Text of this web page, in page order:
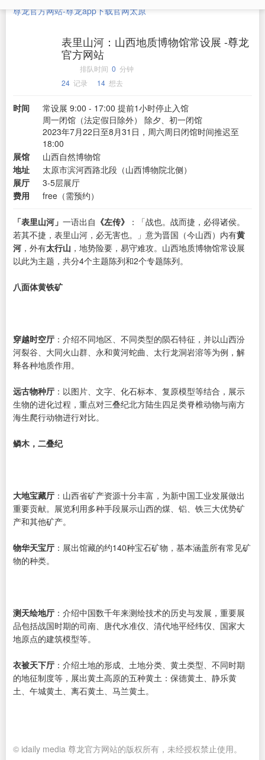
尊龙官方网站-尊龙app下载官网太原
表里山河：山西地质博物馆常设展 -尊龙
官方网站
排队时间 0 分钟
24 记录 14 想去
时间
常设展 9:00 - 17:00 提前1小时停止入馆
周一闭馆（法定假日除外） 除夕、初一闭馆
2023年7月22日至8月31日，周六周日闭馆时间推迟至
18:00
展馆
山西自然博物馆
地址
太原市滨河西路北段（山西博物院北侧）
展厅
3-5层展厅
费用
free（需预约）
「表里山河」 一语出自 《左传》
：「战也。战而捷，必得诸侯。
若其不捷，表里山河，必无害也。」意为晋国（今山西）内有黄
河 ，外有太行山 ，地势险要，易守难攻。山西地质博物馆常设展
以此为主题，共分4个主题陈列和2个专题陈列。
八面体黄铁矿
穿越时空厅 ：介绍不同地区、不同类型的陨石特征，并以山西汾
河裂谷、大同火山群、永和黄河蛇曲、太行龙洞岩溶等为例，解
释各种地质作用。
远古物种厅 ：以图片、文字、化石标本、复原模型等结合，展示
生物的进化过程，重点对三叠纪北方陆生四足类脊椎动物与南方
海生爬行动物进行对比。
鳞木，二叠纪
大地宝藏厅 ：山西省矿产资源十分丰富，为新中国工业发展做出
重要贡献。展览利用多种手段展示山西的煤、铝、铁三大优势矿
产和其他矿产。
物华天宝厅 ：展出馆藏的约140种宝石矿物，基本涵盖所有常见矿
物的种类。
测天绘地厅 ：介绍中国数千年来测绘技术的历史与发展，重要展
品包括战国时期的司南、唐代水准仪、清代地平经纬仪、国家大
地原点的建筑模型等。
衣被天下厅 ：介绍土地的形成、土地分类、黄土类型、不同时期
的地征制度等，展出黄土高原的五种黄土：保德黄土、静乐黄
土、午城黄土、离石黄土、马兰黄土。
© idaily media 尊龙官方网站的版权所有，未经授权禁止使用。